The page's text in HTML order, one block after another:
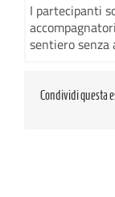
I partecipanti
sentiero senza
Condividi questa